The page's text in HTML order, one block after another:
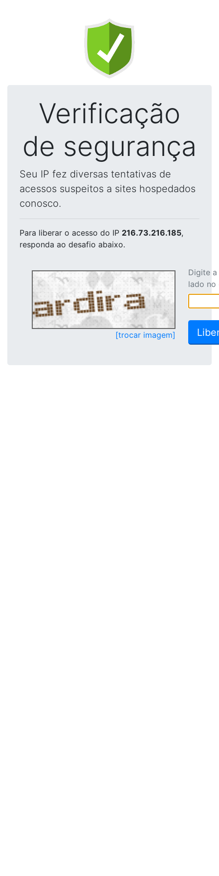
Verificação
de segurança
Seu IP fez diversas tentativas de
acessos suspeitos a sites hospedados
conosco.
Para liberar o acesso do IP 216.73.216.185,
responda ao desafio abaixo.
[trocar imagem]
Digite
lado no